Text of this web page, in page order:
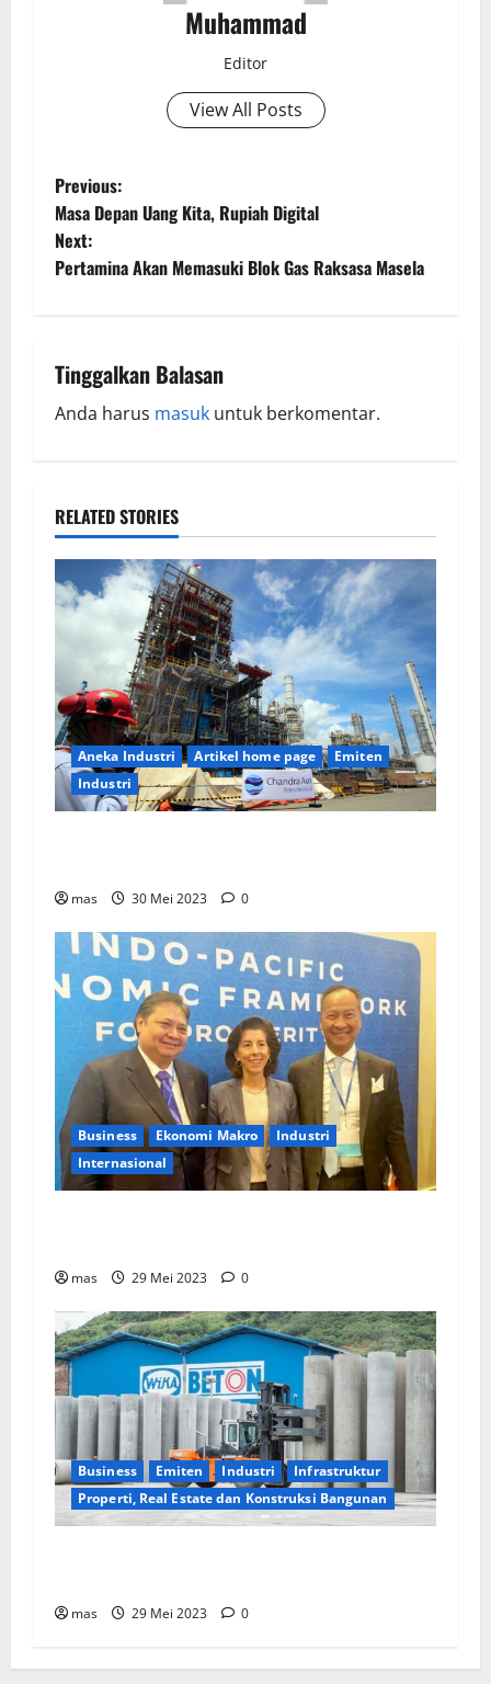
Muhammad
Editor
View All Posts
Previous:
Masa Depan Uang Kita, Rupiah Digital
Next:
Pertamina Akan Memasuki Blok Gas Raksasa Masela
Tinggalkan Balasan
Anda harus masuk untuk berkomentar.
RELATED STORIES
Aneka Industri Artikel home page
Emiten
Industri
mas 30 Mei 2023 0
Business Ekonomi Makro
Industri
Internasional
mas 29 Mei 2023 0
Business Emiten Industri
Infrastruktur
Properti, Real Estate dan Konstruksi Bangunan
mas 29 Mei 2023 0